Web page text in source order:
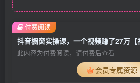
抖音橱窗实操课，一个视频赚了27万【
此内容为付费阅读，请付费后查看
会员专属资源
付费阅读